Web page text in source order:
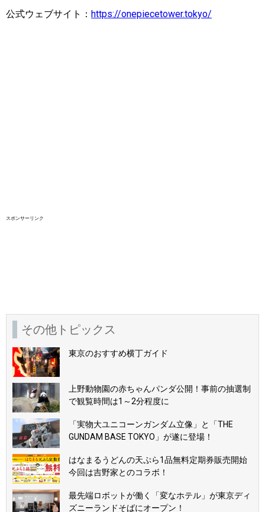
公式ウェブサイト： https://onepiecetower.tokyo/
スポンサーリンク
その他トピックス
東京のおすすめ横丁ガイド
上野動物園の赤ちゃんパンダ公開！事前の抽選制
で観覧時間は1～2分程度に
「実物大ユニコーンガンダム立像」と「THE
GUNDAM BASE TOKYO」が遂に登場！
はなまるうどんの天ぷら1品無料定期券販売開始
今回は吉野家とのコラボ！
最先端ロボットが働く「変なホテル」が東京ディ
ズニーランドそばにオープン！